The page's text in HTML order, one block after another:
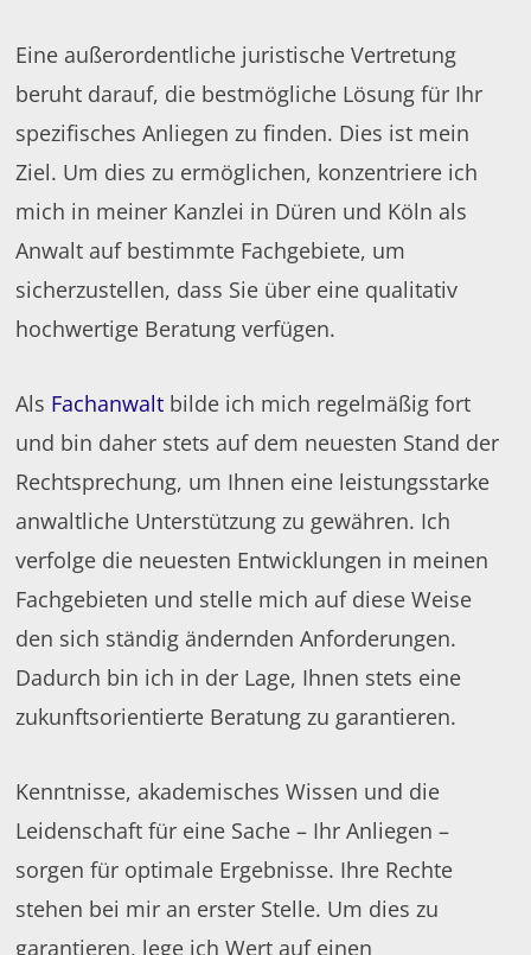
Eine außerordentliche juristische Vertretung
beruht darauf, die bestmögliche Lösung für Ihr
spezifisches Anliegen zu finden. Dies ist mein
Ziel. Um dies zu ermöglichen, konzentriere ich
mich in meiner Kanzlei in Düren und Köln als
Anwalt auf bestimmte Fachgebiete, um
sicherzustellen, dass Sie über eine qualitativ
hochwertige Beratung verfügen.
Als Fachanwalt bilde ich mich regelmäßig fort
und bin daher stets auf dem neuesten Stand der
Rechtsprechung, um Ihnen eine leistungsstarke
anwaltliche Unterstützung zu gewähren. Ich
verfolge die neuesten Entwicklungen in meinen
Fachgebieten und stelle mich auf diese Weise
den sich ständig ändernden Anforderungen.
Dadurch bin ich in der Lage, Ihnen stets eine
zukunftsorientierte Beratung zu garantieren.
Kenntnisse, akademisches Wissen und die
Leidenschaft für eine Sache – Ihr Anliegen –
sorgen für optimale Ergebnisse. Ihre Rechte
stehen bei mir an erster Stelle. Um dies zu
garantieren, lege ich Wert auf einen